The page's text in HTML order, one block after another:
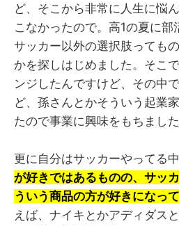
ど、そこから非常に人生に悩
こなかったので。高1の夏に部
サッカー以外の選択肢っても
かを探しはじめました。そこ
ンジしたんですけど、その中
ど、孫さんとかそういう起業
たので事業に興味をもちました
更に自分はサッカーやって
が好きではあるものの、サッ
ういう商品の方が好きになっ
えば、ナイキとかアディダス